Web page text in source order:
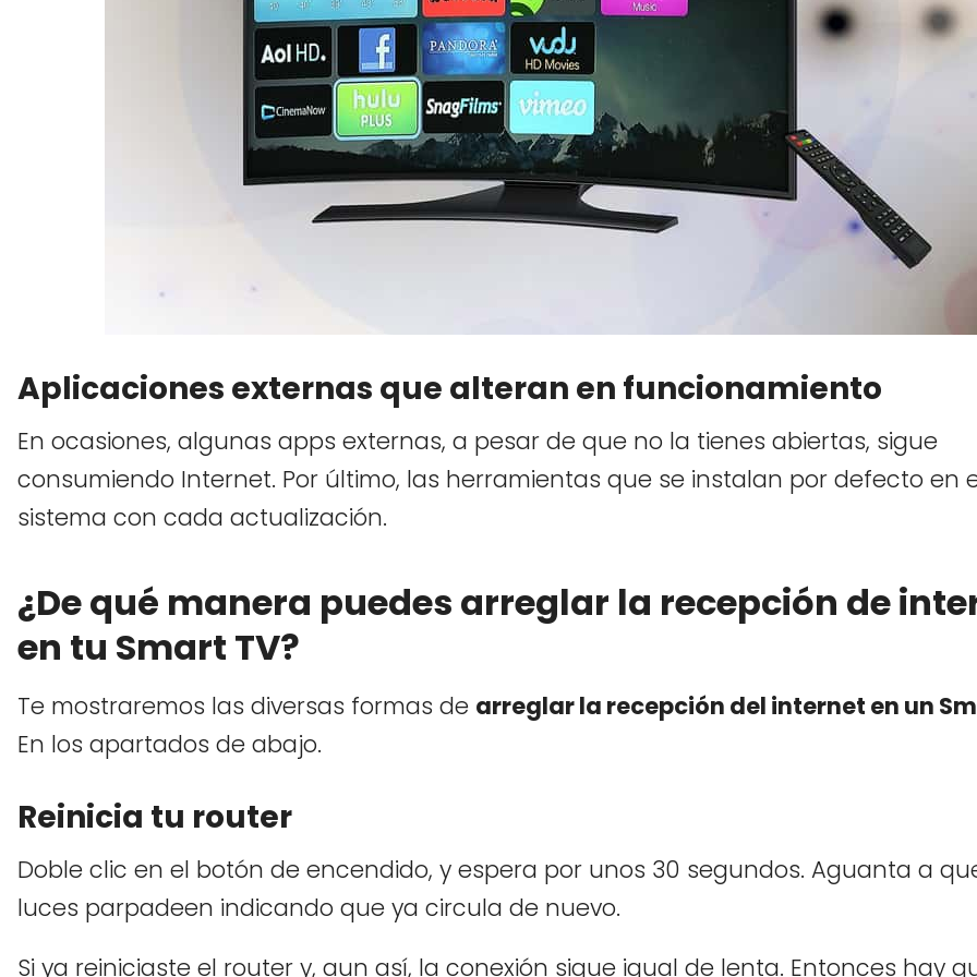
Aplicaciones externas que alteran en funcionamiento
En ocasiones, algunas apps externas, a pesar de que no la tienes abiertas, sigue
consumiendo Internet. Por último, las herramientas que se instalan por defecto en
sistema con cada actualización.
¿De qué manera puedes arreglar la recepción de
en tu Smart TV?
Te mostraremos las diversas formas de arreglar la recepción del internet en un
En los apartados de abajo.
Reinicia tu router
Doble clic en el botón de encendido, y espera por unos 30 segundos. Aguanta a
luces parpadeen indicando que ya circula de nuevo.
Si ya reiniciaste el router y, aun así, la conexión sigue igual de lenta. Entonces hay